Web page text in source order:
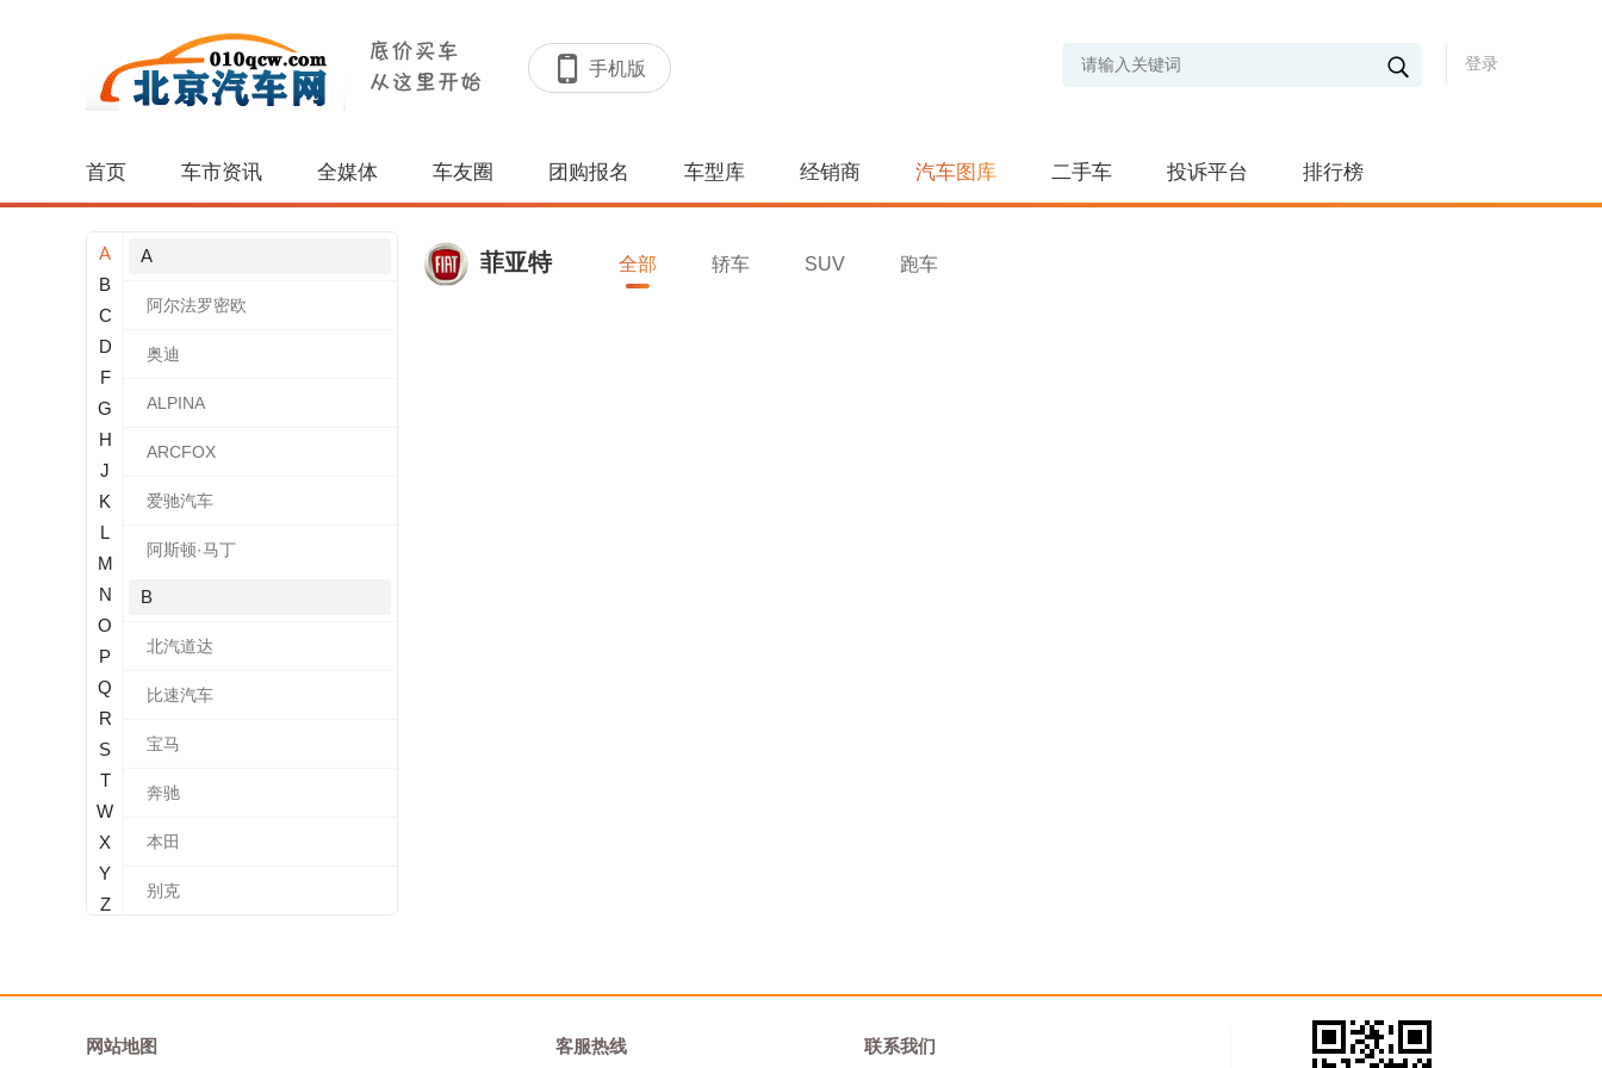
手机版 登录
首页 车市资讯 全媒体 车友圈 团购报名 车型库 经销商 汽车图库 二手车 投诉平台 排行榜
A
B
C
D
F
G
H
J
K
L
M
N
O
P
Q
R
S
T
W
X
Y
Z
A
阿尔法罗密欧
奥迪
ALPINA
ARCFOX
爱驰汽车
阿斯顿·马丁
B
北汽道达
比速汽车
宝马
奔驰
本田
别克
宝沃
菲亚特 全部 轿车 SUV 跑车
网站地图 客服热线 联系我们